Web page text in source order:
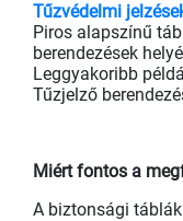
Tűzvédelmi
Piros alapszínű
berendezések
Leggyakoribb
Tűzjelző
Miért fontos a
A biztonsági